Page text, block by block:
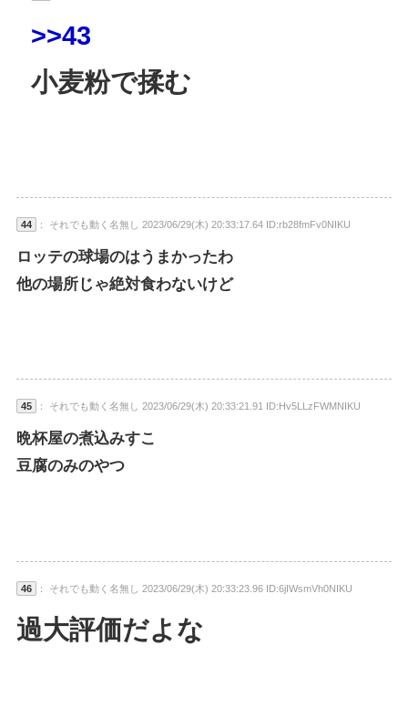
>>43
小麦粉で揉む
44 ： それでも動く名無し 2023/06/29(木) 20:33:17.64 ID:rb28fmFv0NIKU
ロッテの球場のはうまかったわ
他の場所じゃ絶対食わないけど
45 ： それでも動く名無し 2023/06/29(木) 20:33:21.91 ID:Hv5LLzFWMNIKU
晩杯屋の煮込みすこ
豆腐のみのやつ
46 ： それでも動く名無し 2023/06/29(木) 20:33:23.96 ID:6jIWsmVh0NIKU
過大評価だよな